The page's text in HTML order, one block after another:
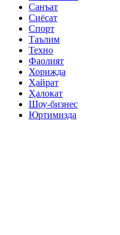
Санъат
Сиёсат
Спорт
Таълим
Техно
Фаолият
Хорижда
Ҳайрат
Ҳалокат
Шоу-бизнес
Юртимизда